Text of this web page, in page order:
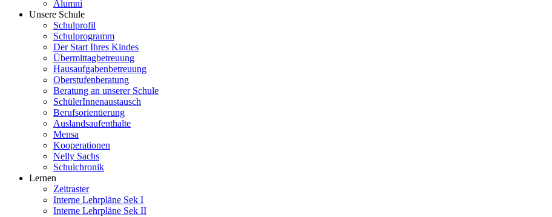
Alumni
Unsere Schule
Schulprofil
Schulprogramm
Der Start Ihres Kindes
Übermittagbetreuung
Hausaufgabenbetreuung
Oberstufenberatung
Beratung an unserer Schule
SchülerInnenaustausch
Berufsorientierung
Auslandsaufenthalte
Mensa
Kooperationen
Nelly Sachs
Schulchronik
Lernen
Zeitraster
Interne Lehrpläne Sek I
Interne Lehrpläne Sek II